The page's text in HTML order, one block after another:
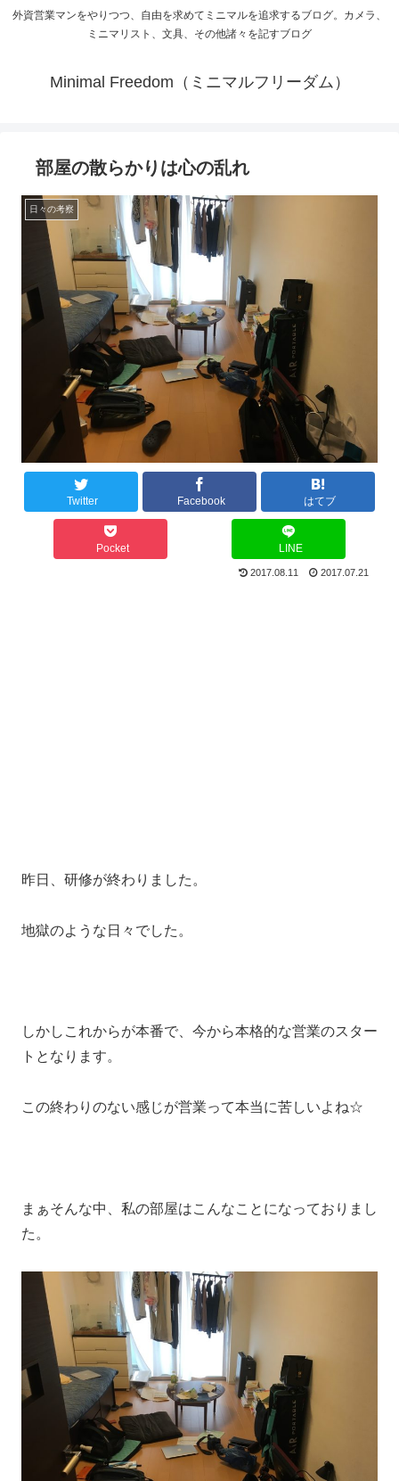
外資営業マンをやりつつ、自由を求めてミニマルを追求するブログ。カメラ、
ミニマリスト、文具、その他諸々を記すブログ
Minimal Freedom（ミニマルフリーダム）
部屋の散らかりは心の乱れ
日々の考察
Twitter Facebook はてブ
Pocket LINE
2017.08.11 2017.07.21
昨日、研修が終わりました。
地獄のような日々でした。
しかしこれからが本番で、今から本格的な営業のスター
トとなります。
この終わりのない感じが営業って本当に苦しいよね☆
まぁそんな中、私の部屋はこんなことになっておりまし
た。